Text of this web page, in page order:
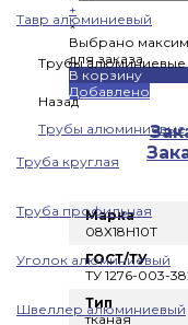
Тавр алюминиевый
Трубы алюминиевые
Назад
Трубы алюминиевые
Труба круглая
Труба профильная
Уголок алюминиевый
Швеллер алюминиевый
+
×
Выбрано
для заказа
В корзину
Добавлено
Марка
08Х18Н10Т
ГОСТ/ТУ
ТУ 1276-003-
Тип
тканая